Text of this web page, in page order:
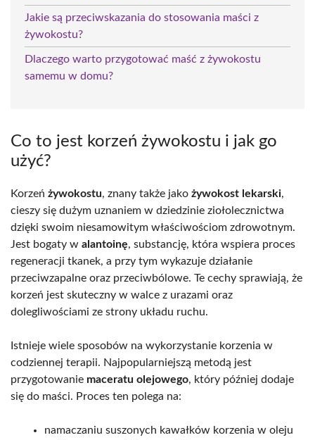
Jakie są przeciwskazania do stosowania maści z
żywokostu?
Dlaczego warto przygotować maść z żywokostu
samemu w domu?
Co to jest korzeń żywokostu i jak go
użyć?
Korzeń żywokostu, znany także jako żywokost lekarski,
cieszy się dużym uznaniem w dziedzinie ziołolecznictwa
dzięki swoim niesamowitym właściwościom zdrowotnym.
Jest bogaty w alantoinę, substancję, która wspiera proces
regeneracji tkanek, a przy tym wykazuje działanie
przeciwzapalne oraz przeciwbólowe. Te cechy sprawiają, że
korzeń jest skuteczny w walce z urazami oraz
dolegliwościami ze strony układu ruchu.
Istnieje wiele sposobów na wykorzystanie korzenia w
codziennej terapii. Najpopularniejszą metodą jest
przygotowanie maceratu olejowego, który później dodaje
się do maści. Proces ten polega na:
namaczaniu suszonych kawałków korzenia w oleju